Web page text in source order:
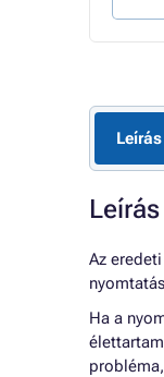
Az
Ha a